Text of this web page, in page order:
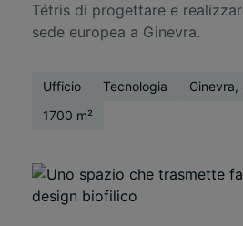
Tétris di progettare e
sede europea a Ginevra.
Ufficio Tecnologia
1700 m²